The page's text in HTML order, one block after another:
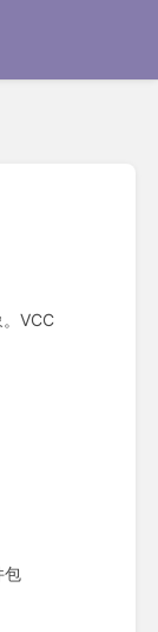
VCC
包